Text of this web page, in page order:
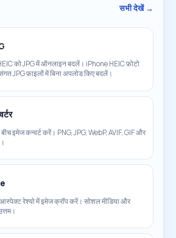
सभी देखें →
को JPG में ऑनलाइन बदलें। iPhone HEIC फ़ोटो
JPG फ़ाइलों में बिना अपलोड किए बदलें।
बीच इमेज कन्वर्ट करें। PNG, JPG, WebP, AVIF, GIF और
रेश्यो में इमेज क्रॉप करें। सोशल मीडिया और